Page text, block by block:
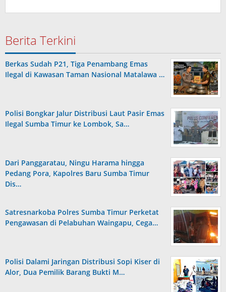
Berita Terkini
Berkas Sudah P21, Tiga Penambang Emas
Ilegal di Kawasan Taman Nasional Matalawa …
Polisi Bongkar Jalur Distribusi Laut Pasir Emas
Ilegal Sumba Timur ke Lombok, Sa…
Dari Panggaratau, Ningu Harama hingga
Pedang Pora, Kapolres Baru Sumba Timur
Dis…
Satresnarkoba Polres Sumba Timur Perketat
Pengawasan di Pelabuhan Waingapu, Cega…
Polisi Dalami Jaringan Distribusi Sopi Kiser di
Alor, Dua Pemilik Barang Bukti M…